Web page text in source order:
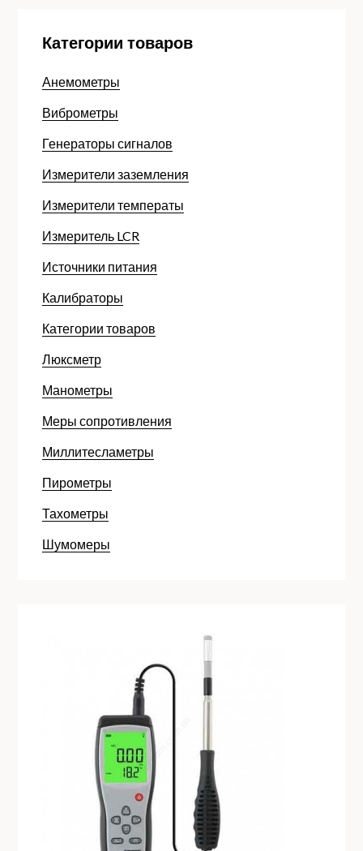
Категории товаров
Анемометры
Виброметры
Генераторы сигналов
Измерители заземления
Измерители температы
Измеритель LCR
Источники питания
Калибраторы
Категории товаров
Люксметр
Манометры
Меры сопротивления
Миллитесламетры
Пирометры
Тахометры
Шумомеры